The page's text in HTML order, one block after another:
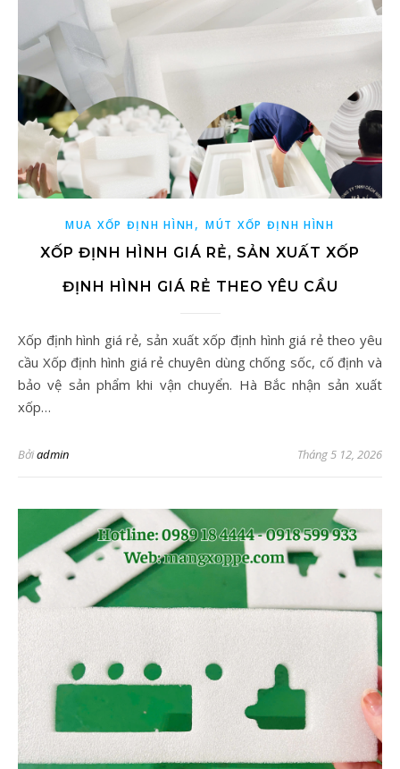
MUA XỐP ĐỊNH HÌNH, MÚT XỐP ĐỊNH HÌNH
XỐP ĐỊNH HÌNH GIÁ RẺ, SẢN XUẤT XỐP
ĐỊNH HÌNH GIÁ RẺ THEO YÊU CẦU
Xốp định hình giá rẻ, sản xuất xốp định hình giá rẻ theo yêu
cầu Xốp định hình giá rẻ chuyên dùng chống sốc, cố định và
bảo vệ sản phẩm khi vận chuyển. Hà Bắc nhận sản xuất
xốp…
Bởiadmin Tháng 5 12, 2026